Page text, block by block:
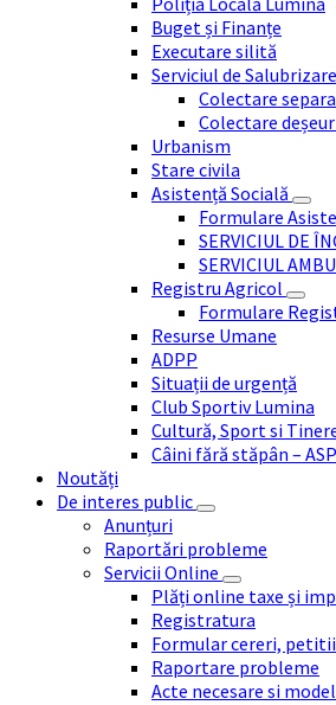
Buget și Finanțe
Executare silită
Serviciul de Salubrizare
Colectare
Colectare
Urbanism
Stare civila
Asistență Socială
Formulare
SERVICIUL DE
SERVICIUL
Registru Agricol
Formulare
Resurse Umane
ADPP
Situații de urgență
Club Sportiv Lumina
Cultură, Sport si
Câini fără stăpân –
Noutăți
De interes public
Anunțuri
Raportări probleme
Servicii Online
Plăți online taxe și
Registratura
Formular cereri,
Raportare probleme
Acte necesare si